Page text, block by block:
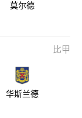
莫尔德
比甲
华斯兰德